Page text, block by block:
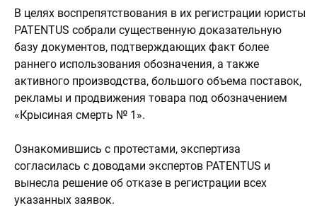
В целях воспрепятствования в их регистрации юристы
PATENTUS собрали существенную доказательную
базу документов, подтверждающих факт более
раннего использования обозначения, а также
активного производства, большого объема поставок,
рекламы и продвижения товара под обозначением
«Крысиная смерть № 1».
Ознакомившись с протестами, экспертиза
согласилась с доводами экспертов PATENTUS и
вынесла решение об отказе в регистрации всех
указанных заявок.